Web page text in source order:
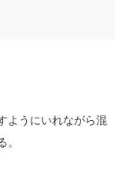
ようにいれながら混